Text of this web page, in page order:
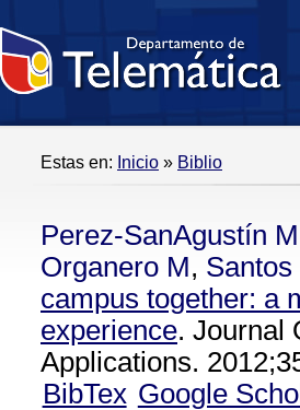
Estas en: Inicio » Biblio
Perez-SanAgustín M
Organero M, Santos
campus together: a
experience. Journal
Applications.
BibTex Google